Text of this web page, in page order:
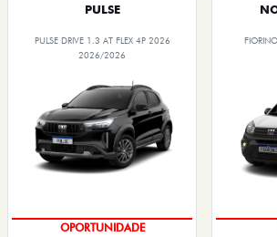
PULSE
PULSE DRIVE 1.3 AT FLEX 4P 2026
2026/2026
OPORTUNIDADE